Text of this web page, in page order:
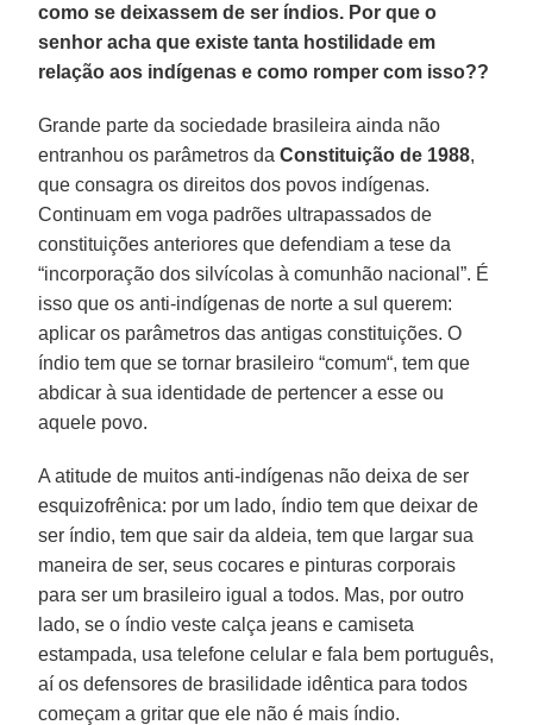
como se deixassem de ser índios. Por que o
senhor acha que existe tanta hostilidade em
relação aos indígenas e como romper com isso??
Grande parte da sociedade brasileira ainda não
entranhou os parâmetros daConstituição de 1988,
que consagra os direitos dos povos indígenas.
Continuam em voga padrões ultrapassados de
constituições anteriores que defendiam a tese da
“incorporação dos silvícolas à comunhão nacional”. É
isso que os anti-indígenas de norte a sul querem:
aplicar os parâmetros das antigas constituições. O
índio tem que se tornar brasileiro “comum“, tem que
abdicar à sua identidade de pertencer a esse ou
aquele povo.
A atitude de muitos anti-indígenas não deixa de ser
esquizofrênica: por um lado, índio tem que deixar de
ser índio, tem que sair da aldeia, tem que largar sua
maneira de ser, seus cocares e pinturas corporais
para ser um brasileiro igual a todos. Mas, por outro
lado, se o índio veste calça jeans e camiseta
estampada, usa telefone celular e fala bem português,
aí os defensores de brasilidade idêntica para todos
começam a gritar que ele não é mais índio.